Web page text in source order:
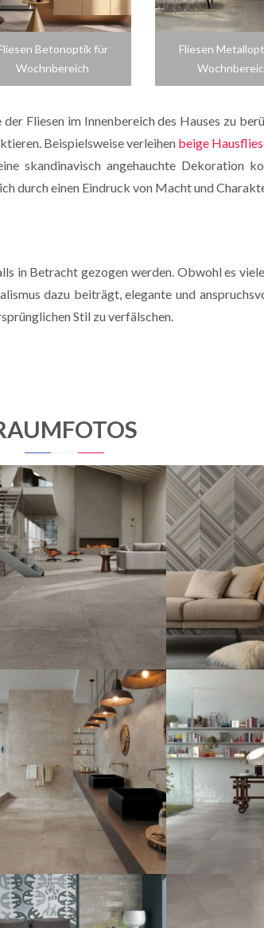
Betonoptik für
Wochnbereich
Fliesen
Fliesen im Innenbereich des Hauses zu
Beispielsweise verleihen beige
skandinavisch angehauchte Dekoration
durch einen Eindruck von Macht und
in Betracht gezogen werden. Obwohl es
dazu beiträgt, elegante und
Stil zu verfälschen.